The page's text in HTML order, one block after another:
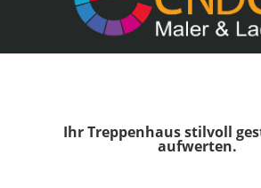
Ihr Treppenhaus stilvoll
aufwerten.